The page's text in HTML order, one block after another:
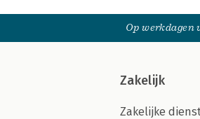
Op werkdagen
Zakelijk
Zakelijke